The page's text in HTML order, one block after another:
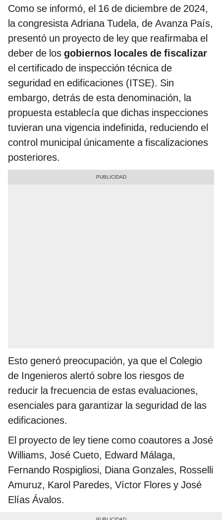
Como se informó, el 16 de diciembre de 2024,
la congresista Adriana Tudela, de Avanza País,
presentó un proyecto de ley que reafirmaba el
deber de los gobiernos locales de fiscalizar
el certificado de inspección técnica de
seguridad en edificaciones (ITSE). Sin
embargo, detrás de esta denominación, la
propuesta establecía que dichas inspecciones
tuvieran una vigencia indefinida, reduciendo el
control municipal únicamente a fiscalizaciones
posteriores.
Esto generó preocupación, ya que el Colegio
de Ingenieros alertó sobre los riesgos de
reducir la frecuencia de estas evaluaciones,
esenciales para garantizar la seguridad de las
edificaciones.
El proyecto de ley tiene como coautores a José
Williams, José Cueto, Edward Málaga,
Fernando Rospigliosi, Diana Gonzales, Rosselli
Amuruz, Karol Paredes, Víctor Flores y José
Elías Ávalos.